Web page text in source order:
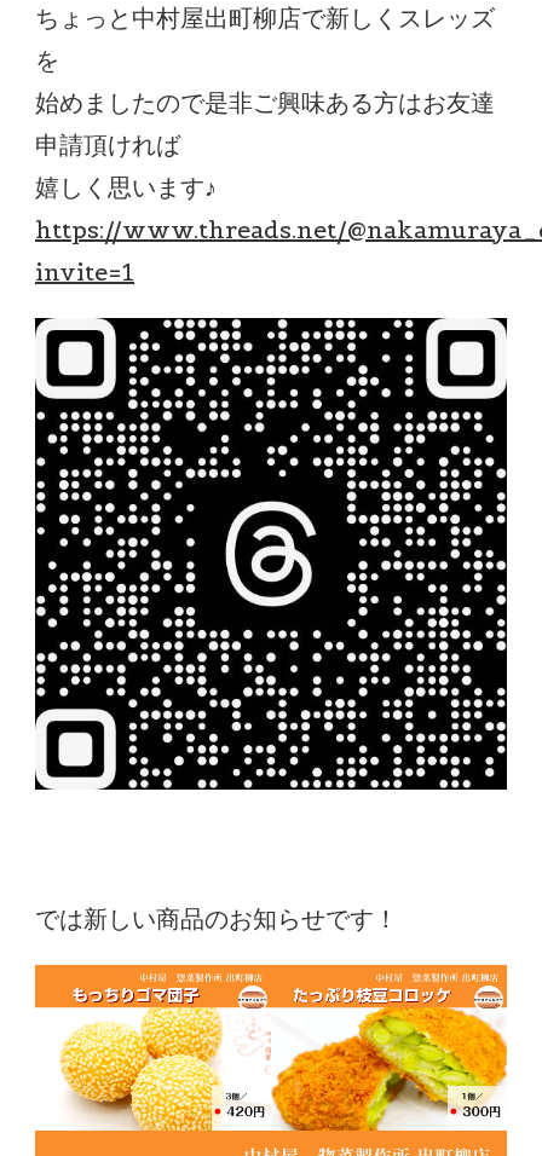
ちょっと中村屋出町柳店で新しくスレッズ
を
始めましたので是非ご興味ある方はお友達
申請頂ければ
嬉しく思います♪
https://www.threads.net/
invite=1
では新しい商品のお知らせです！